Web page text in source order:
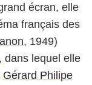
écran, elle
français des
, 1949)
, dans lequel elle
Gérard Philipe